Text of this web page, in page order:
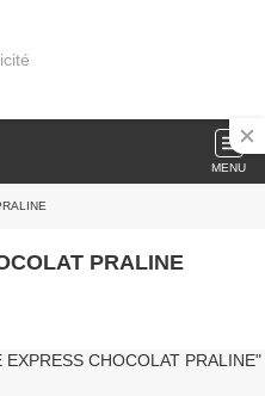
MENU
PRALINE